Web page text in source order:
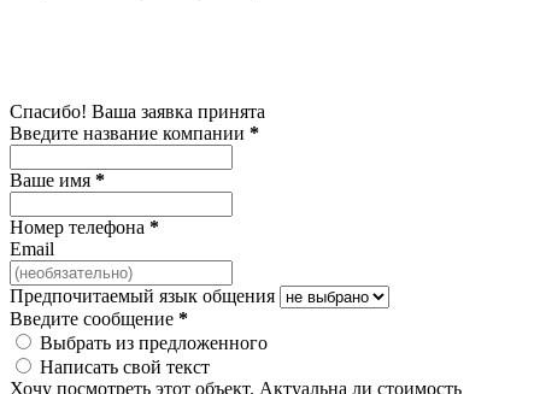
Спасибо! Ваша заявка принята
Введите название компании *
Ваше имя *
Номер телефона *
Email
Предпочитаемый язык общения
Введите сообщение *
Выбрать из предложенного
Написать свой текст
Хочу посмотреть этот объект. Актуальна ли стоимость